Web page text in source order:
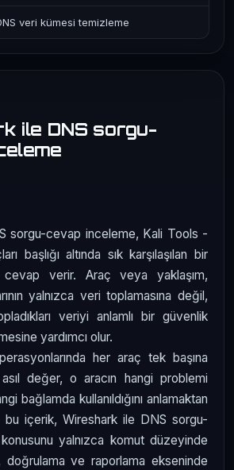
ile DNS sorgu-
sorgu-cevap inceleme, Kali Tools -
başlığı altında sık karşılaşılan bir
cevap verir. Araç veya yaklaşım,
yalnızca veri toplamasına değil,
veriyi anlamlı bir güvenlik
yardımcı olur.
her araç tek başına
değer, o aracın hangi problemi
bağlamda kullanıldığını anlamaktan
bu içerik, Wireshark ile DNS sorgu-
yalnızca komut düzeyinde
doğrulama ve raporlama ekseninde
veri kümesi temizleme